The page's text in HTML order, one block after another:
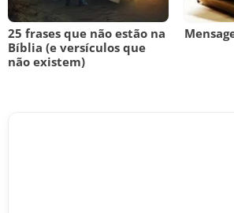
25 frases que não estão na
Bíblia (e versículos que
não existem)